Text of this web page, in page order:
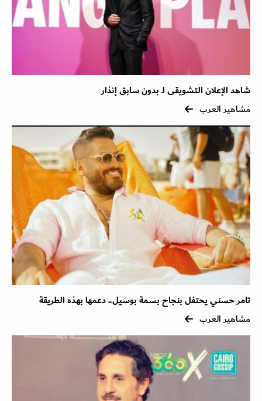
شاهد الإعلان التشويقى لـ بدون سابق إنذار
مشاهير العرب
تامر حسني يحتفل بنجاح بسمة بوسيل.. دعمها بهذه الطريقة
مشاهير العرب